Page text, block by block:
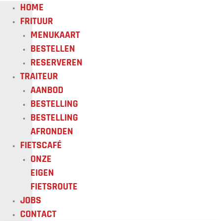
HOME
FRITUUR
MENUKAART
BESTELLEN
RESERVEREN
TRAITEUR
AANBOD
BESTELLING
BESTELLING
AFRONDEN
FIETSCAFÉ
ONZE
EIGEN
FIETSROUTE
JOBS
CONTACT